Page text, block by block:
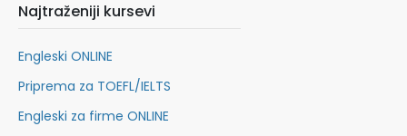
Najtraženiji kursevi
Engleski ONLINE
Priprema za TOEFL/IELTS
Engleski za firme ONLINE